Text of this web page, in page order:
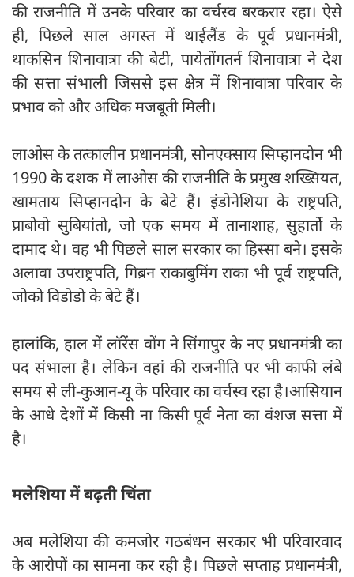
की राजनीति में उनके परिवार का वर्चस्व बरकरार रहा। ऐसे
ही, पिछले साल अगस्त में थाईलैंड के पूर्व प्रधानमंत्री,
थाकसिन शिनावात्रा की बेटी, पायेतोंगतर्न शिनावात्रा ने देश
की सत्ता संभाली जिससे इस क्षेत्र में शिनावात्रा परिवार के
प्रभाव को और अधिक मजबूती मिली।
लाओस के तत्कालीन प्रधानमंत्री, सोनएक्साय सिप्हानदोन भी
1990 के दशक में लाओस की राजनीति के प्रमुख शख्सियत,
खामताय सिप्हानदोन के बेटे हैं। इंडोनेशिया के राष्ट्रपति,
प्राबोवो सुबियांतो, जो एक समय में तानाशाह, सुहार्तो के
दामाद थे। वह भी पिछले साल सरकार का हिस्सा बने। इसके
अलावा उपराष्ट्रपति, गिब्रन राकाबुमिंग राका भी पूर्व राष्ट्रपति,
जोको विडोडो के बेटे हैं।
हालांकि, हाल में लॉरेंस वोंग ने सिंगापुर के नए प्रधानमंत्री का
पद संभाला है। लेकिन वहां की राजनीति पर भी काफी लंबे
समय से ली-कुआन-यू के परिवार का वर्चस्व रहा है।आसियान
के आधे देशों में किसी ना किसी पूर्व नेता का वंशज सत्ता में
है।
मलेशिया में बढ़ती चिंता
अब मलेशिया की कमजोर गठबंधन सरकार भी परिवारवाद
के आरोपों का सामना कर रही है। पिछले सप्ताह प्रधानमंत्री,